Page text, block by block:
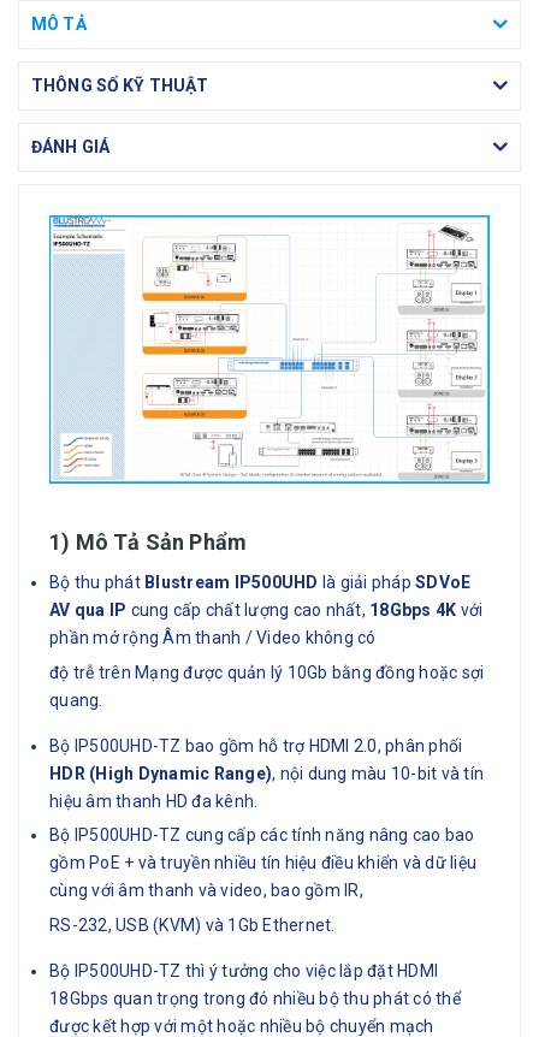
MÔ TẢ
THÔNG SỐ KỸ THUẬT
ĐÁNH GIÁ
1) Mô Tả Sản Phẩm
Bộ thu phát Blustream IP500UHD là giải pháp SDVoE
AV qua IP cung cấp chất lượng cao nhất, 18Gbps 4K với
phần mở rộng Âm thanh / Video không có
độ trễ trên Mạng được quản lý 10Gb bằng đồng hoặc sợi
quang.
Bộ IP500UHD-TZ bao gồm hỗ trợ HDMI 2.0, phân phối
HDR (High Dynamic Range), nội dung màu 10-bit và tín
hiệu âm thanh HD đa kênh.
Bộ IP500UHD-TZ cung cấp các tính năng nâng cao bao
gồm PoE + và truyền nhiều tín hiệu điều khiển và dữ liệu
cùng với âm thanh và video, bao gồm IR,
RS-232, USB (KVM) và 1Gb Ethernet.
Bộ IP500UHD-TZ thì ý tưởng cho việc lắp đặt HDMI
18Gbps quan trọng trong đó nhiều bộ thu phát có thể
được kết hợp với một hoặc nhiều bộ chuyển mạch